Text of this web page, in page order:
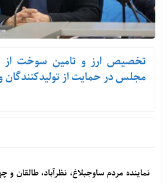
تخصیص ارز و تامین سوخت از
مجلس در حمایت از تولیدکنندگان
نماینده مردم ساوجبلاغ، نظرآباد، طالقان